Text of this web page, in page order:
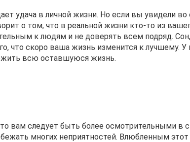
удача в личной жизни. Но если вы увидели во
о том, что в реальной жизни кто-то из
к людям и не доверять всем подряд.
что скоро ваша жизнь изменится к лучшему. У
всю оставшуюся жизнь.
вам следует быть более осмотрительными в
многих неприятностей. Влюбленным этот